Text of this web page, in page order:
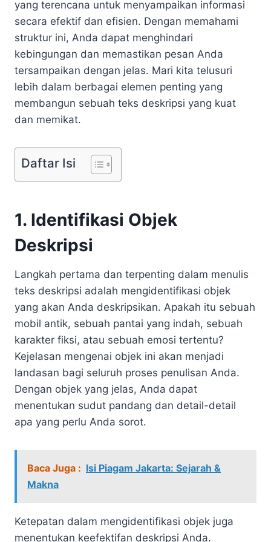
yang terencana untuk menyampaikan informasi
secara efektif dan efisien. Dengan memahami
struktur ini, Anda dapat menghindari
kebingungan dan memastikan pesan Anda
tersampaikan dengan jelas. Mari kita telusuri
lebih dalam berbagai elemen penting yang
membangun sebuah teks deskripsi yang kuat
dan memikat.
Daftar Isi
1. Identifikasi Objek
Deskripsi
Langkah pertama dan terpenting dalam menulis
teks deskripsi adalah mengidentifikasi objek
yang akan Anda deskripsikan. Apakah itu sebuah
mobil antik, sebuah pantai yang indah, sebuah
karakter fiksi, atau sebuah emosi tertentu?
Kejelasan mengenai objek ini akan menjadi
landasan bagi seluruh proses penulisan Anda.
Dengan objek yang jelas, Anda dapat
menentukan sudut pandang dan detail-detail
apa yang perlu Anda sorot.
Baca Juga : Isi Piagam Jakarta: Sejarah &
Makna
Ketepatan dalam mengidentifikasi objek juga
menentukan keefektifan deskripsi Anda.